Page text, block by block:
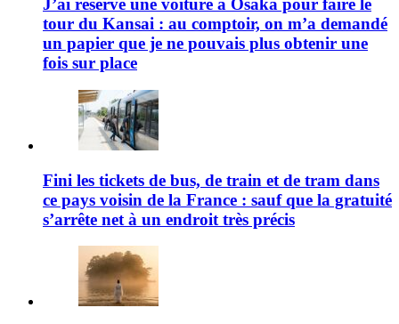
J’ai réservé une voiture à Osaka pour faire le
tour du Kansai : au comptoir, on m’a demandé
un papier que je ne pouvais plus obtenir une
fois sur place
Fini les tickets de bus, de train et de tram dans
ce pays voisin de la France : sauf que la gratuité
s’arrête net à un endroit très précis